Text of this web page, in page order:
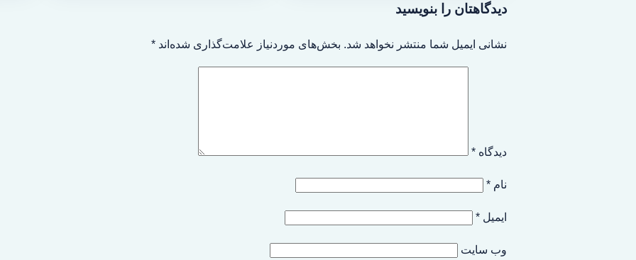
دیدگاهتان را بنویسید
نشانی ایمیل شما منتشر نخواهد شد. بخش‌های موردنیاز علامت‌گذاری شده‌اند *
دیدگاه *
نام *
ایمیل *
وب‌ سایت